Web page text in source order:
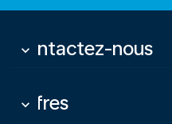
Contactez-nous
keyboard_arrow_down
Offres
keyboard_arrow_down